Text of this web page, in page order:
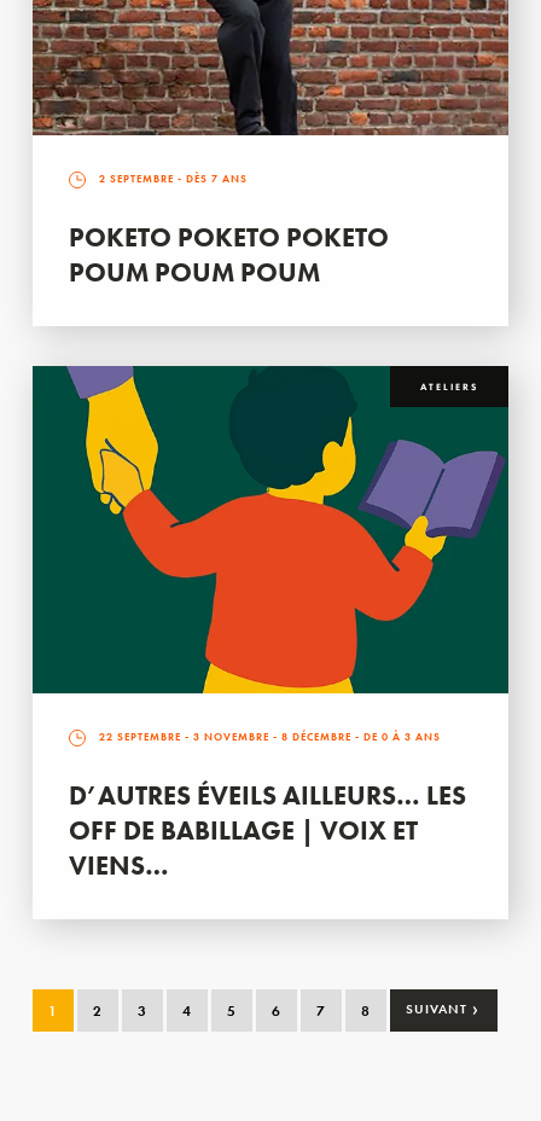
2 SEPTEMBRE - DÈS 7 ANS
POKETO POKETO POKETO
POUM POUM POUM
ATELIERS
22 SEPTEMBRE - 3 NOVEMBRE - 8 DÉCEMBRE - DE 0 À 3 ANS
D’AUTRES ÉVEILS AILLEURS… LES
OFF DE BABILLAGE | VOIX ET
VIENS…
1 2 3 4 5 6 7 8 SUIVANT ›